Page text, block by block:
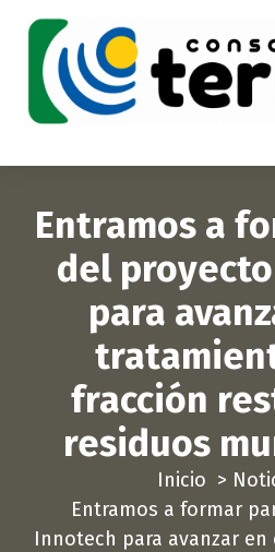
r
Entramos a
del
para
fracción
residuos
Inicio >
Entramos a formar
Innotech para avanzar